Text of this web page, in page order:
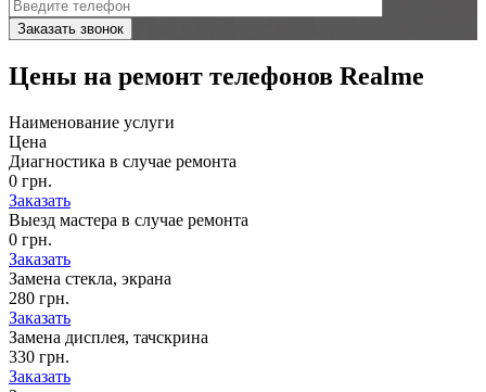
Цены на ремонт телефонов Realme
Наименование услуги
Цена
Диагностика в случае ремонта
0 грн.
Заказать
Выезд мастера в случае ремонта
0 грн.
Заказать
Замена стекла, экрана
280 грн.
Заказать
Замена дисплея, тачскрина
330 грн.
Заказать